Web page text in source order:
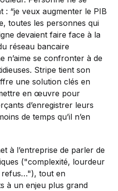
: “je veux augmenter le PIB
toutes les personnes qui
devaient faire face à la
réseau bancaire
n’aime se confronter à de
Stripe tient son
une solution clés en
en œuvre pour
d’enregistrer leurs
de temps qu’il n’en
à l’entreprise de parler de
("complexité, lourdeur
refus…"), tout en
à un enjeu plus grand